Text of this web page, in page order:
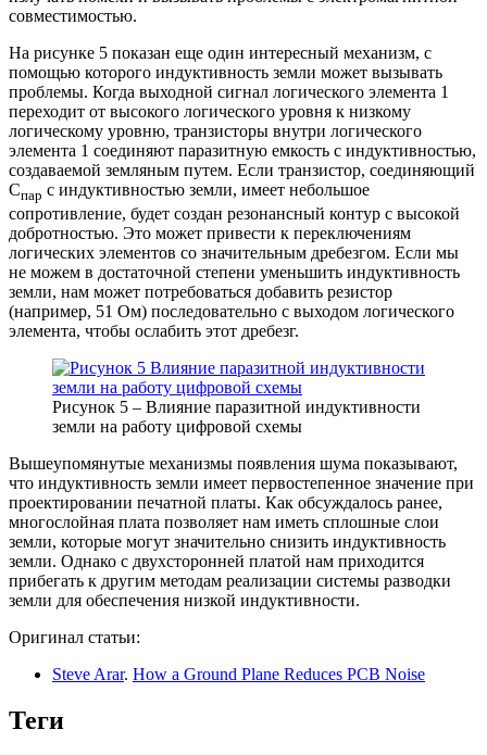
совместимостью.
На рисунке 5 показан еще один интересный механизм, с
помощью которого индуктивность земли может вызывать
проблемы. Когда выходной сигнал логического элемента 1
переходит от высокого логического уровня к низкому
логическому уровню, транзисторы внутри логического
элемента 1 соединяют паразитную емкость с индуктивностью,
создаваемой земляным путем. Если транзистор, соединяющий
Cпар с индуктивностью земли, имеет небольшое
сопротивление, будет создан резонансный контур с высокой
добротностью. Это может привести к переключениям
логических элементов со значительным дребезгом. Если мы
не можем в достаточной степени уменьшить индуктивность
земли, нам может потребоваться добавить резистор
(например, 51 Ом) последовательно с выходом логического
элемента, чтобы ослабить этот дребезг.
Рисунок 5 – Влияние паразитной индуктивности
земли на работу цифровой схемы
Вышеупомянутые механизмы появления шума показывают,
что индуктивность земли имеет первостепенное значение при
проектировании печатной платы. Как обсуждалось ранее,
многослойная плата позволяет нам иметь сплошные слои
земли, которые могут значительно снизить индуктивность
земли. Однако с двухсторонней платой нам приходится
прибегать к другим методам реализации системы разводки
земли для обеспечения низкой индуктивности.
Оригинал статьи:
Steve Arar. How a Ground Plane Reduces PCB Noise
Теги